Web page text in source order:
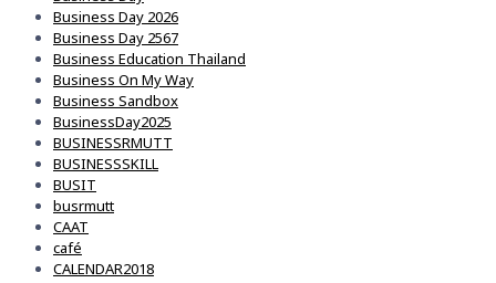
Business Day 2026
Business Day 2567
Business Education Thailand
Business On My Way
Business Sandbox
BusinessDay2025
BUSINESSRMUTT
BUSINESSSKILL
BUSIT
busrmutt
CAAT
café
CALENDAR2018